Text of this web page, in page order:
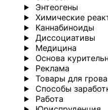
Энтеогены
Химические
Каннабиноиды
Диссоциативы
Медицина
Основа
Реклама
Товары для грова
Способы
Работа